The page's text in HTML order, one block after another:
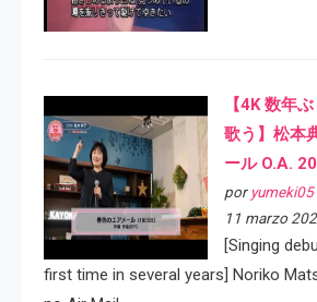
【4K 数年
歌う】松本
ール O.A.
por
11 marzo
[Singing
first time in several years] Noriko